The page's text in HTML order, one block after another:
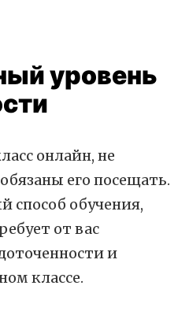
уровень
онлайн, не
его посещать.
способ обучения,
от вас
и
классе.